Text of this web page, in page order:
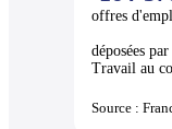
offres
déposées
Travail au
Source :